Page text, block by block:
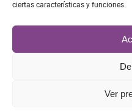
ciertas características y funciones.
Ver